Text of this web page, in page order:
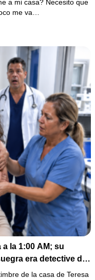
a mi casa? Necesito que
me va…
la 1:00 AM; su
era detective de
de la casa de Teresa